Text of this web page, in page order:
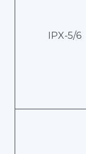
IPX-5/6